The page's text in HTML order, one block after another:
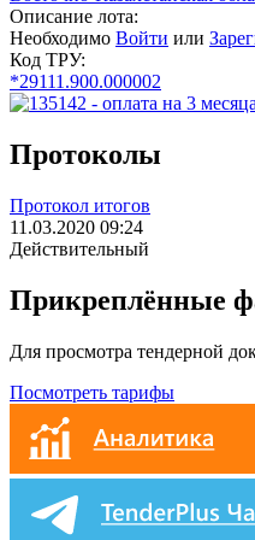
Описание лота:
Необходимо Войти или
Код ТРУ:
*29111.900.000002
Протоколы
Протокол итогов
11.03.2020 09:24
Действительный
Прикреплённые
Для просмотра тендерной
Посмотреть тарифы